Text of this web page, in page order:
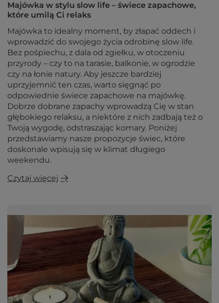
Majówka w stylu slow life – świece zapachowe,
które umilą Ci relaks
Majówka to idealny moment, by złapać oddech i
wprowadzić do swojego życia odrobinę slow life.
Bez pośpiechu, z dala od zgiełku, w otoczeniu
przyrody – czy to na tarasie, balkonie, w ogrodzie
czy na łonie natury. Aby jeszcze bardziej
uprzyjemnić ten czas, warto sięgnąć po
odpowiednie świece zapachowe na majówkę.
Dobrze dobrane zapachy wprowadzą Cię w stan
głębokiego relaksu, a niektóre z nich zadbają też o
Twoją wygodę, odstraszając komary. Poniżej
przedstawiamy nasze propozycje świec, które
doskonale wpisują się w klimat długiego
weekendu.
Czytaj więcej